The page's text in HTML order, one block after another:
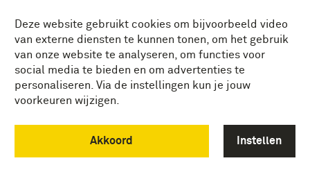
Deze website gebruikt cookies om bijvoorbeeld video
van externe diensten te kunnen tonen, om het gebruik
van onze website te analyseren, om functies voor
social media te bieden en om advertenties te
personaliseren. Via de instellingen kun je jouw
voorkeuren wijzigen.
Akkoord Instellen
De aanslag op Koninginnedag is op 30 april
2024 precies 15 jaar geleden.
Marechaussee Renaldo Ishaak maakte
deze aanslag op het Koningshuis van
dichtbij mee.
“Ik fietste, samen met nog drie bikers (één